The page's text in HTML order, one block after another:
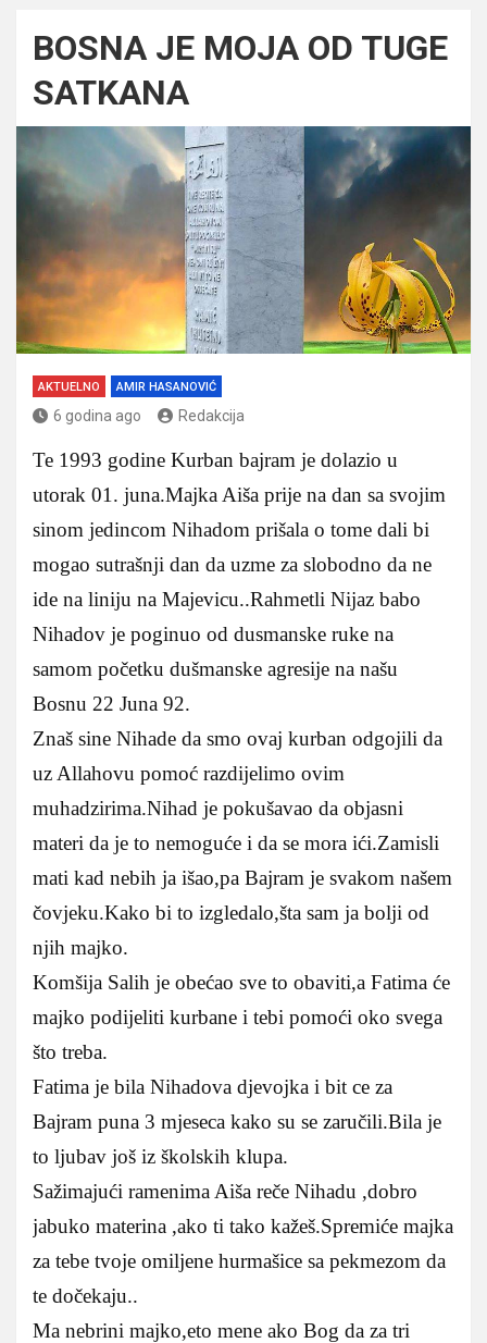
BOSNA JE MOJA OD TUGE
SATKANA
AKTUELNO AMIR HASANOVIĆ
6 godina ago Redakcija
Te 1993 godine Kurban bajram je dolazio u
utorak 01. juna.Majka Aiša prije na dan sa svojim
sinom jedincom Nihadom prišala o tome dali bi
mogao sutrašnji dan da uzme za slobodno da ne
ide na liniju na Majevicu..Rahmetli Nijaz babo
Nihadov je poginuo od dusmanske ruke na
samom početku dušmanske agresije na našu
Bosnu 22 Juna 92.
Znaš sine Nihade da smo ovaj kurban odgojili da
uz Allahovu pomoć razdijelimo ovim
muhadzirima.Nihad je pokušavao da objasni
materi da je to nemoguće i da se mora ići.Zamisli
mati kad nebih ja išao,pa Bajram je svakom našem
čovjeku.Kako bi to izgledalo,šta sam ja bolji od
njih majko.
Komšija Salih je obećao sve to obaviti,a Fatima će
majko podijeliti kurbane i tebi pomoći oko svega
što treba.
Fatima je bila Nihadova djevojka i bit ce za
Bajram puna 3 mjeseca kako su se zaručili.Bila je
to ljubav još iz školskih klupa.
Sažimajući ramenima Aiša reče Nihadu ,dobro
jabuko materina ,ako ti tako kažeš.Spremiće majka
za tebe tvoje omiljene hurmašice sa pekmezom da
te dočekaju..
Ma nebrini majko,eto mene ako Bog da za tri